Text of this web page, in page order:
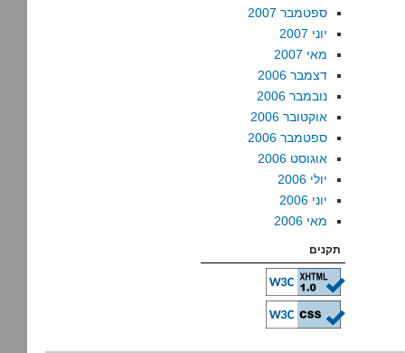
ספטמבר 2007
יוני 2007
מאי 2007
דצמבר 2006
נובמבר 2006
אוקטובר 2006
ספטמבר 2006
אוגוסט 2006
יולי 2006
יוני 2006
מאי 2006
תקנים